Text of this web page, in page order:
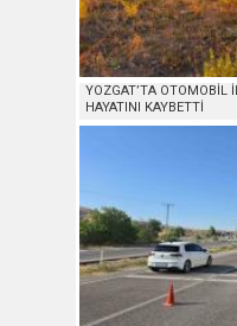
YOZGAT’TA OTOMOBİL
HAYATINI KAYBETTİ